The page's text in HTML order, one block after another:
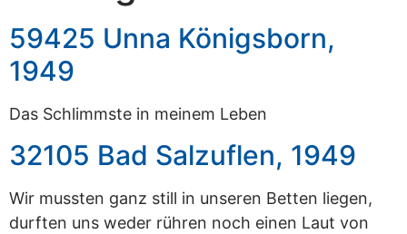
59425 Unna Königsborn,
1949
Das Schlimmste in meinem Leben
32105 Bad Salzuflen, 1949
Wir mussten ganz still in unseren Betten liegen,
durften uns weder rühren noch einen Laut von